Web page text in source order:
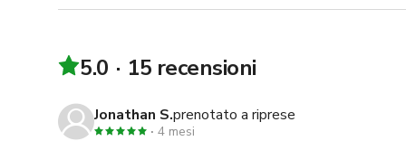
5.0 15 recensioni
Jonathan S.prenotato a riprese
4 mesi